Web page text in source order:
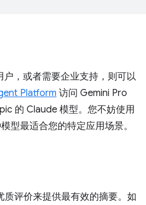
，或者需要企业支持，则可以
Platform 访问 Gemini Pro
的 Claude 模型。您不妨使用
型最适合您的特定应用场景。
评价来提供最有效的摘要。如